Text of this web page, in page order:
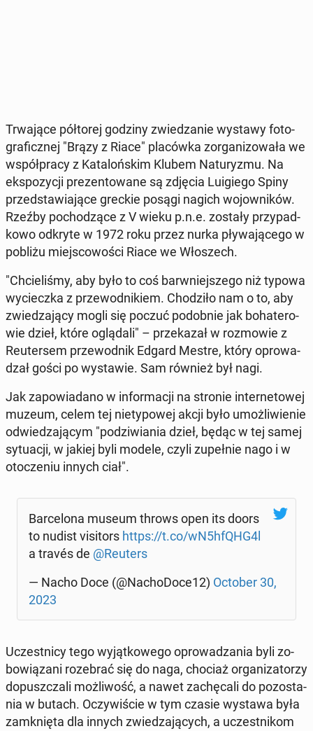
Trwa­ją­ce pół­to­rej godziny zwie­dza­nie wystawy fo­to­
gra­ficz­nej "Brązy z Riace" pla­ców­ka zor­ga­ni­zo­wa­ła we
współ­pra­cy z Ka­ta­loń­skim Klubem Na­tu­ry­zmu. Na
eks­po­zy­cji pre­zen­to­wa­ne są zdjęcia Lu­igie­go Spiny
przed­sta­wia­ją­ce greckie posągi nagich wo­jow­ni­ków.
Rzeźby po­cho­dzą­ce z V wieku p.n.e. zostały przy­pad­
ko­wo odkryte w 1972 roku przez nurka pły­wa­ją­ce­go w
pobliżu miej­sco­wo­ści Riace we Wło­szech.
"Chcie­li­śmy, aby było to coś barw­niej­sze­go niż typowa
wy­ciecz­ka z prze­wod­ni­kiem. Cho­dzi­ło nam o to, aby
zwie­dza­ją­cy mogli się poczuć po­dob­nie jak bo­ha­te­ro­
wie dzieł, które oglą­da­li" – prze­ka­zał w roz­mo­wie z
Reu­ter­sem prze­wod­nik Edgard Mestre, który opro­wa­
dzał gości po wy­sta­wie. Sam również był nagi.
Jak za­po­wia­da­no w in­for­ma­cji na stronie in­ter­ne­to­wej
muzeum, celem tej nie­ty­po­wej akcji było umoż­li­wie­nie
od­wie­dza­ją­cym "po­dzi­wia­nia dzieł, będąc w tej samej
sy­tu­acji, w jakiej byli modele, czyli zu­peł­nie nago i w
oto­cze­niu innych ciał".
Bar­ce­lo­na museum throws open its doors
to nudist vi­si­tors https://t.co/wN5hfQHG4l
a través de @Reuters
— Nacho Doce (@Na­cho­Do­ce12) October 30,
2023
Uczest­ni­cy tego wy­jąt­ko­we­go opro­wa­dza­nia byli zo­
bo­wią­za­ni ro­ze­brać się do naga, chociaż or­ga­ni­za­to­rzy
do­pusz­cza­li moż­li­wość, a nawet za­chę­ca­li do po­zo­sta­
nia w butach. Oczy­wi­ście w tym czasie wystawa była
za­mknię­ta dla innych zwie­dza­ją­cych, a uczest­ni­kom